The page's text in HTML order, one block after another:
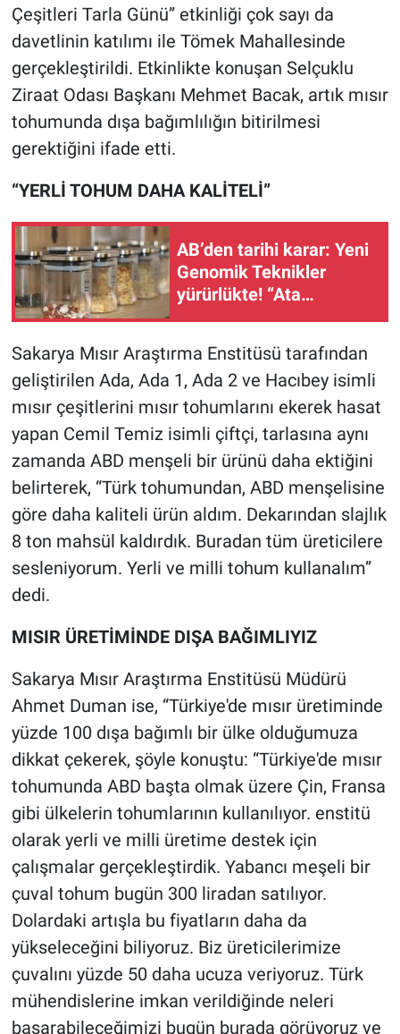
Çeşitleri Tarla Günü” etkinliği çok sayı da
davetlinin katılımı ile Tömek Mahallesinde
gerçekleştirildi. Etkinlikte konuşan Selçuklu
Ziraat Odası Başkanı Mehmet Bacak, artık mısır
tohumunda dışa bağımlılığın bitirilmesi
gerektiğini ifade etti.
“YERLİ TOHUM DAHA KALİTELİ”
AB’den tarihi karar: Yeni
Genomik Teknikler
yürürlükte! “Ata
tohumları küresel
olabilir” uyarısı
Sakarya Mısır Araştırma Enstitüsü tarafından
geliştirilen Ada, Ada 1, Ada 2 ve Hacıbey isimli
mısır çeşitlerini mısır tohumlarını ekerek hasat
yapan Cemil Temiz isimli çiftçi, tarlasına aynı
zamanda ABD menşeli bir ürünü daha ektiğini
belirterek, “Türk tohumundan, ABD menşelisine
göre daha kaliteli ürün aldım. Dekarından slajlık
8 ton mahsül kaldırdık. Buradan tüm üreticilere
sesleniyorum. Yerli ve milli tohum kullanalım”
dedi.
MISIR ÜRETİMİNDE DIŞA BAĞIMLIYIZ
Sakarya Mısır Araştırma Enstitüsü Müdürü
Ahmet Duman ise, “Türkiye'de mısır üretiminde
yüzde 100 dışa bağımlı bir ülke olduğumuza
dikkat çekerek, şöyle konuştu: “Türkiye'de mısır
tohumunda ABD başta olmak üzere Çin, Fransa
gibi ülkelerin tohumlarının kullanılıyor. enstitü
olarak yerli ve milli üretime destek için
çalışmalar gerçekleştirdik. Yabancı meşeli bir
çuval tohum bugün 300 liradan satılıyor.
Dolardaki artışla bu fiyatların daha da
yükseleceğini biliyoruz. Biz üreticilerimize
çuvalını yüzde 50 daha ucuza veriyoruz. Türk
mühendislerine imkan verildiğinde neleri
başarabileceğimizi bugün burada görüyoruz ve